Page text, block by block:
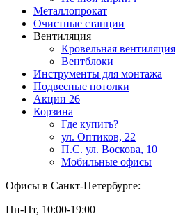
Металлопрокат
Очистные станции
Вентиляция
Кровельная вентиляция
Вентблоки
Инструменты для монтажа
Подвесные потолки
Акции 26
Корзина
Где купить?
ул. Оптиков, 22
П.С. ул. Воскова, 10
Мобильные офисы
Офисы в Санкт-Петербурге:
Пн-Пт, 10:00-19:00